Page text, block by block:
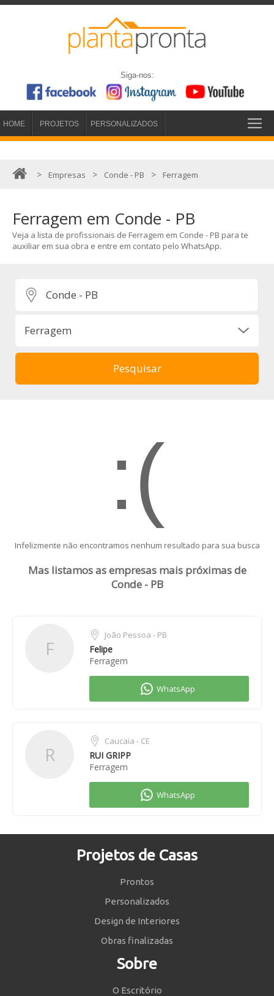
Siga-nos:
HOME PROJETOS PERSONALIZADOS
> Empresas > Conde - PB > Ferragem
Ferragem em Conde - PB
Veja a lista de profissionais de Ferragem em Conde - PB para te
auxiliar em sua obra e entre em contato pelo WhatsApp.
:(
Infelizmente não encontramos nenhum resultado para sua busca
Mas listamos as empresas mais próximas de
Conde - PB
F
João Pessoa - PB
Felipe
Ferragem
R
Caucaia - CE
RUI GRIPP
Ferragem
Projetos de Casas
Prontos
Personalizados
Design de Interiores
Obras finalizadas
Sobre
O Escritório